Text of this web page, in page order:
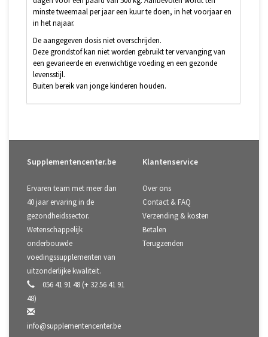
minste tweemaal per jaar een kuur te doen, in het voorjaar en
in het najaar.
De aangegeven dosis niet overschrijden.
Deze grondstof kan niet worden gebruikt ter vervanging van
een gevarieerde en evenwichtige voeding en een gezonde
levensstijl.
Buiten bereik van jonge kinderen houden.
Supplementencenter.be
Ervaren team met meer dan
40 jaar ervaring in de
gezondheidssector.
Wetenschappelijk
onderbouwde
voedingssupplementen van
uitzonderlijke kwaliteit.
056 41 91 48 (+ 32 56 41 91
48)
info@supplementencenter.be
Klantenservice
Over ons
Contact & FAQ
Verzending & kosten
Betalen
Terugzenden